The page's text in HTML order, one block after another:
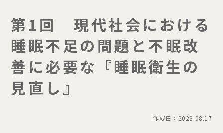
第1回 現代社会における
睡眠不足の問題と不眠改
善に必要な『睡眠衛生の
見直し』
作成日：2023.08.17